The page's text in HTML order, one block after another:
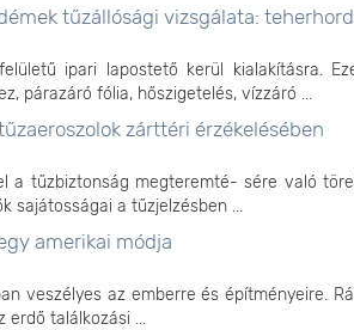
tűzállósági vizsgálata:
ipari lapostető kerül kialakításra.
párazáró fólia, hőszigetelés, vízzáró ...
zárttéri érzékelésében
a tűzbiztonság megteremté- sére való
sajátosságai a tűzjelzésben ...
amerikai módja
veszélyes az emberre és építményeire.
erdő találkozási ...